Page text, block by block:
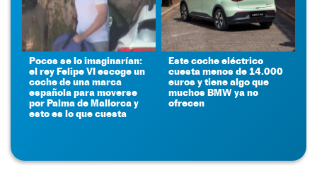
Pocos se lo imaginarían:
el rey Felipe VI escoge un
coche de una marca
española para moverse
por Palma de Mallorca y
esto es lo que cuesta
Este coche eléctrico
cuesta menos de 14.000
euros y tiene algo que
muchos BMW ya no
ofrecen